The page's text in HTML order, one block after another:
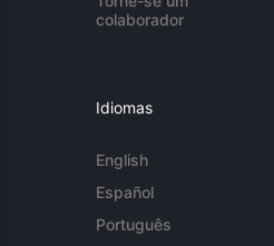
colaborador
Idiomas
English
Español
Português